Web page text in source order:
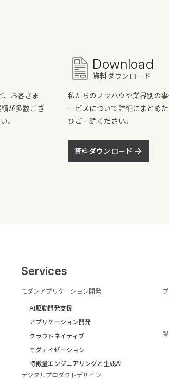
、お客さま
が多数ござ
。
Download
資料ダウンロード
私たちのノウハウや業界別の
ービスについて詳細にまとめ
ひご一読ください。
資料ダウンロード
Services
モダンアプリケーション開発
AI駆動開発支援
アプリケーション開発
クラウドネイティブ
モダナイゼーション
特徴量エンジニアリングと生成AI
デジタルプロダクトデザイン